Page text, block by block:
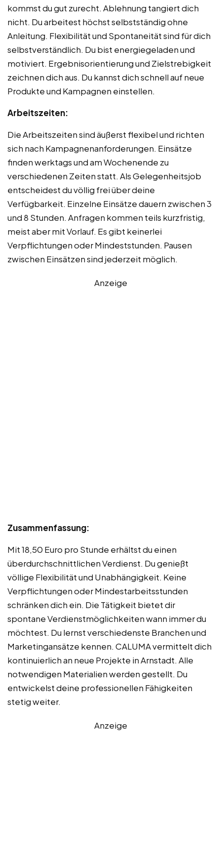
kommst du gut zurecht. Ablehnung tangiert dich
nicht. Du arbeitest höchst selbstständig ohne
Anleitung. Flexibilität und Spontaneität sind für dich
selbstverständlich. Du bist energiegeladen und
motiviert. Ergebnisorientierung und Zielstrebigkeit
zeichnen dich aus. Du kannst dich schnell auf neue
Produkte und Kampagnen einstellen.
Arbeitszeiten:
Die Arbeitszeiten sind äußerst flexibel und richten
sich nach Kampagnenanforderungen. Einsätze
finden werktags und am Wochenende zu
verschiedenen Zeiten statt. Als Gelegenheitsjob
entscheidest du völlig frei über deine
Verfügbarkeit. Einzelne Einsätze dauern zwischen 3
und 8 Stunden. Anfragen kommen teils kurzfristig,
meist aber mit Vorlauf. Es gibt keinerlei
Verpflichtungen oder Mindeststunden. Pausen
zwischen Einsätzen sind jederzeit möglich.
Anzeige
Zusammenfassung:
Mit 18,50 Euro pro Stunde erhältst du einen
überdurchschnittlichen Verdienst. Du genießt
völlige Flexibilität und Unabhängigkeit. Keine
Verpflichtungen oder Mindestarbeitsstunden
schränken dich ein. Die Tätigkeit bietet dir
spontane Verdienstmöglichkeiten wann immer du
möchtest. Du lernst verschiedenste Branchen und
Marketingansätze kennen. CALUMA vermittelt dich
kontinuierlich an neue Projekte in Arnstadt. Alle
notwendigen Materialien werden gestellt. Du
entwickelst deine professionellen Fähigkeiten
stetig weiter.
Anzeige